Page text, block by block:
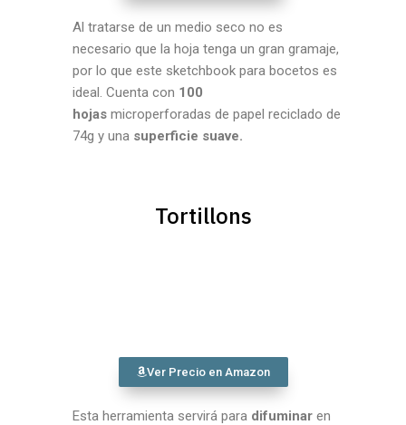
Al tratarse de un medio seco no es
necesario que la hoja tenga un gran gramaje,
por lo que este sketchbook para bocetos es
ideal. Cuenta con 100
hojas microperforadas de papel reciclado de
74g y una superficie suave.
Tortillons
Ver Precio en Amazon
Esta herramienta servirá para difuminar en